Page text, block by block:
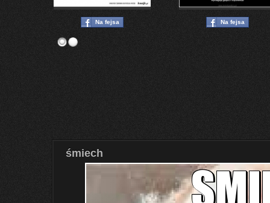
Na fejsa Na fejsa
śmiech